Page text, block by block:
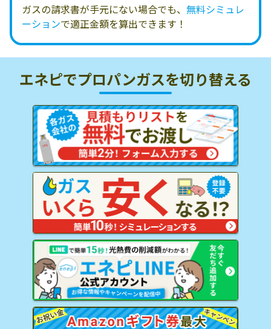
ガスの請求書が手元にない場合でも、 無料シミュレ
ーションで適正金額を算出できます！
エネピでプロパンガスを切り替える